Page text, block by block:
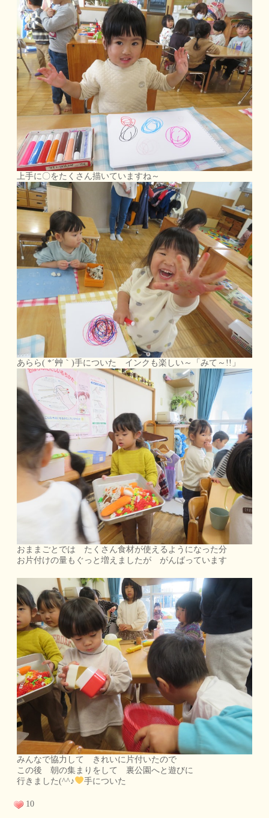
上手に〇をたくさん描いていますね～
あらら( *´艸｀)手についた インクも楽しい～「みて～!!」
おままごとでは たくさん食材が使えるようになった分
お片付けの量もぐっと増えましたが がんばっています
みんなで協力して きれいに片付いたので
この後 朝の集まりをして 裏公園へと遊びに
行きました(^^♪
手についた
10